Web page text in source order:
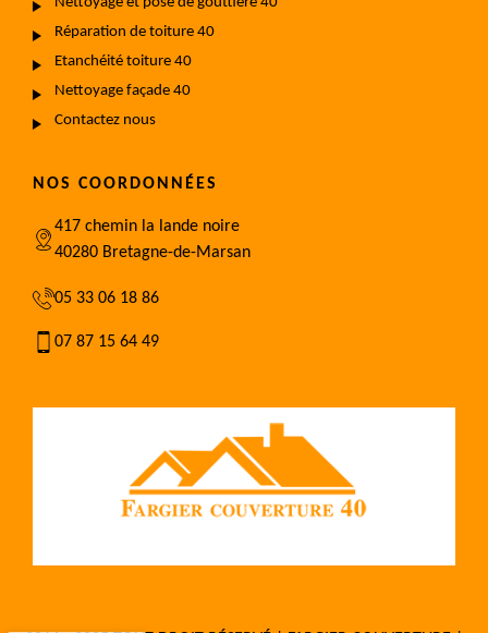
Réparation de toiture 40
Etanchéité toiture 40
Nettoyage façade 40
Contactez nous
NOS COORDONNÉES
417 chemin la lande noire
40280 Bretagne-de-Marsan
05 33 06 18 86
07 87 15 64 49